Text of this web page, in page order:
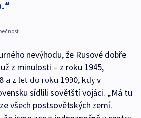
nevýhodu, že Rusové dobře
z minulosti – z roku 1945,
a z let do roku 1990, kdy v
sídlili sovětští vojáci. „Má tu
všech postsovětských zemí.